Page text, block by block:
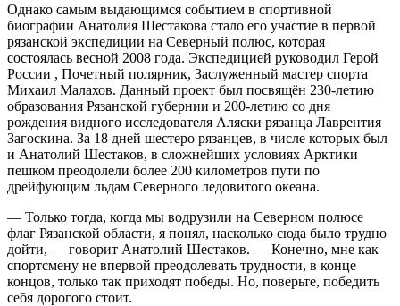
Однако самым выдающимся событием в спортивной
биографии Анатолия Шестакова стало его участие в первой
рязанской экспедиции на Северный полюс, которая
состоялась весной 2008 года. Экспедицией руководил Герой
России , Почетный полярник, Заслуженный мастер спорта
Михаил Малахов. Данный проект был посвящён 230-летию
образования Рязанской губернии и 200-летию со дня
рождения видного исследователя Аляски рязанца Лаврентия
Загоскина. За 18 дней шестеро рязанцев, в числе которых был
и Анатолий Шестаков, в сложнейших условиях Арктики
пешком преодолели более 200 километров пути по
дрейфующим льдам Северного ледовитого океана.
— Только тогда, когда мы водрузили на Северном полюсе
флаг Рязанской области, я понял, насколько сюда было трудно
дойти, — говорит Анатолий Шестаков. — Конечно, мне как
спортсмену не впервой преодолевать трудности, в конце
концов, только так приходят победы. Но, поверьте, победить
себя дорогого стоит.